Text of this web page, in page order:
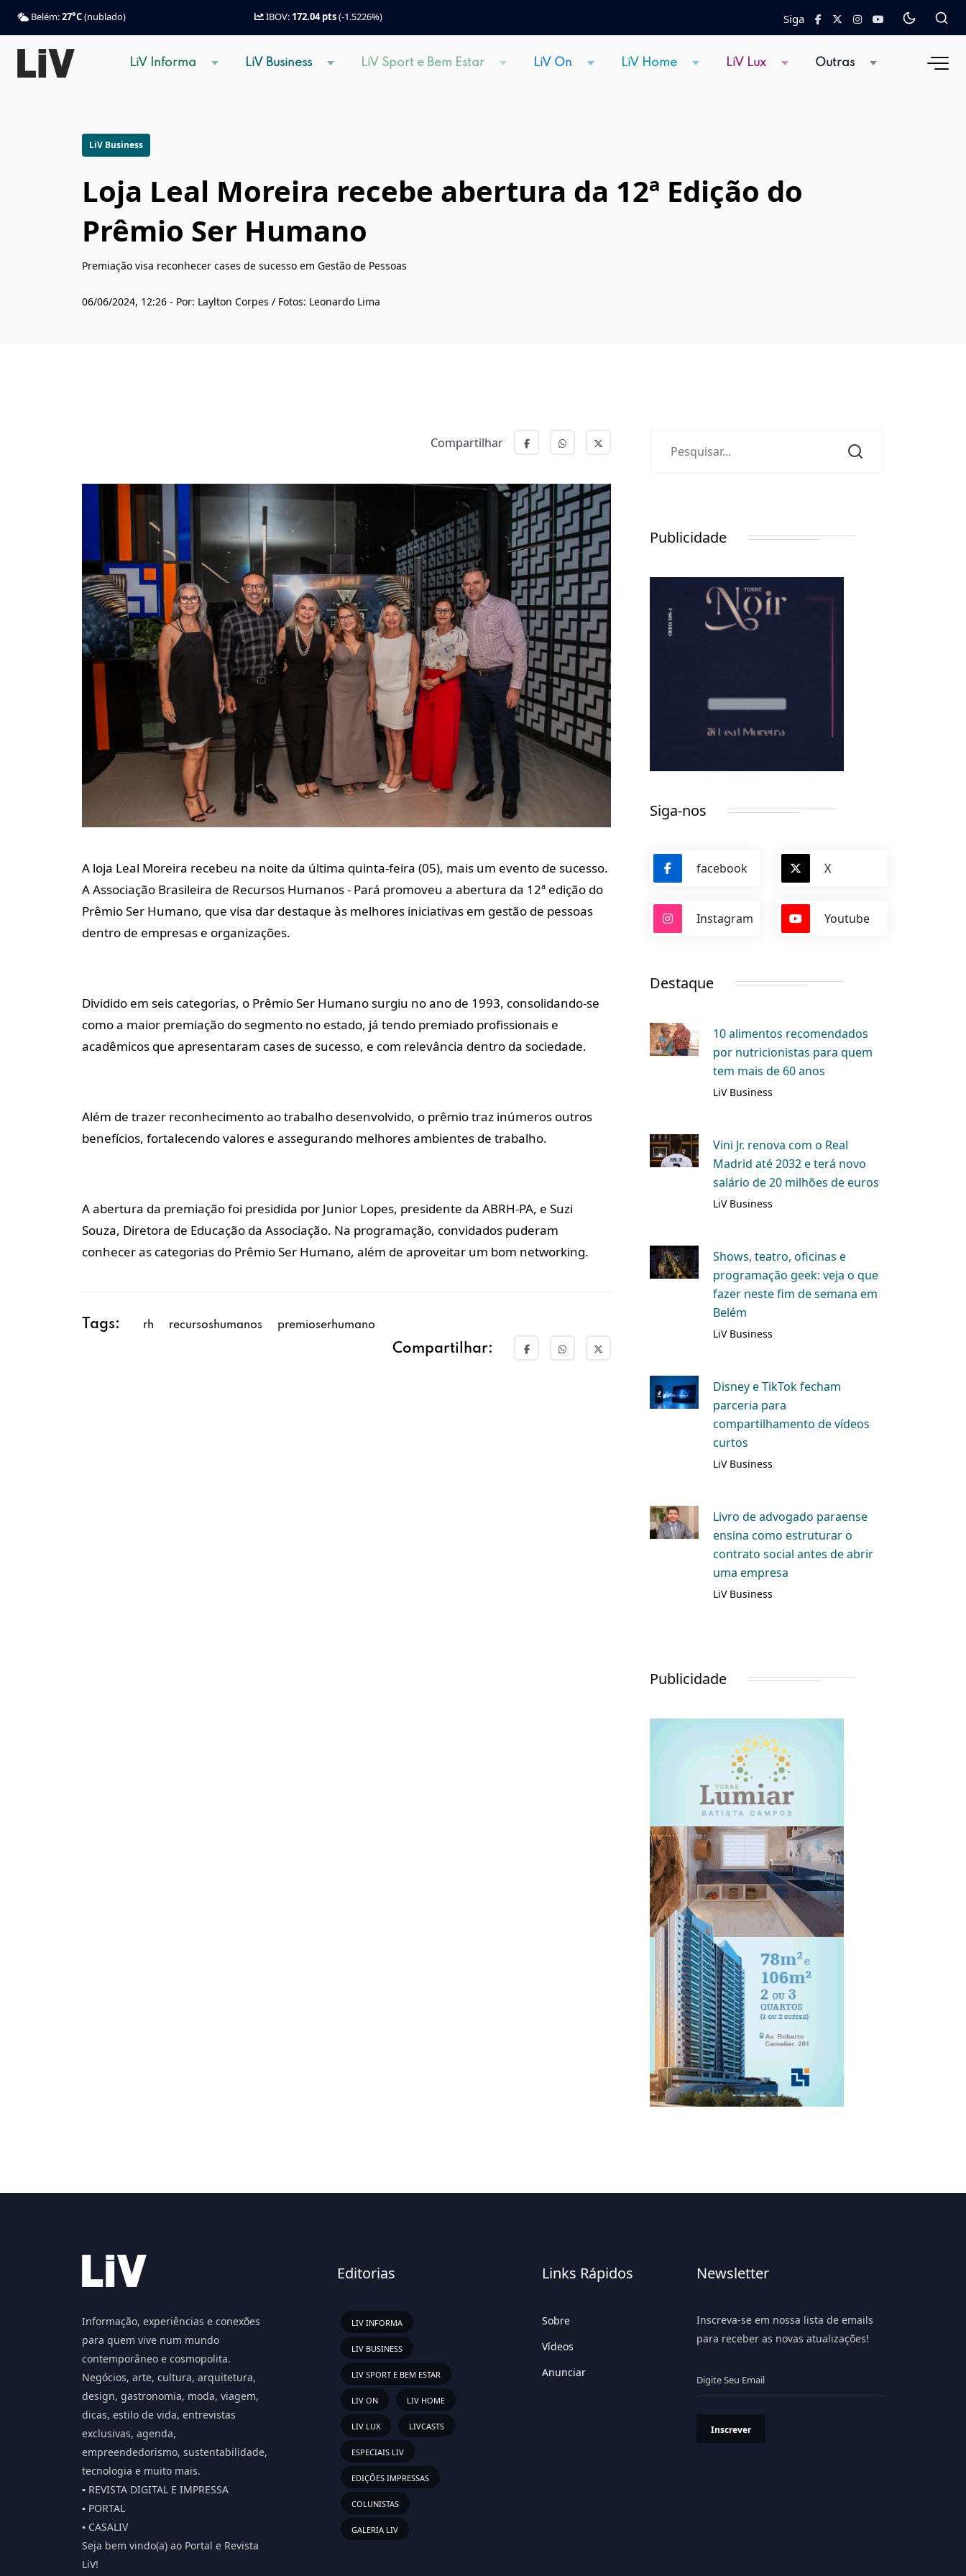
Belém:27°C(nublado) IBOV: 172.04 pts(-1.5226%) Siga
LiV Informa LiV Business LiV Sport e Bem Estar LiV On LiV Home LiV Lux Outras
LiV Business
Loja Leal Moreira recebe abertura da 12ª Edição do
Prêmio Ser Humano
Premiação visa reconhecer cases de sucesso em Gestão de Pessoas
06/06/2024, 12:26 - Por: Laylton Corpes / Fotos: Leonardo Lima
Compartilhar
A loja Leal Moreira recebeu na noite da última quinta-feira (05), mais um evento de sucesso.
A Associação Brasileira de Recursos Humanos - Pará promoveu a abertura da 12ª edição do
Prêmio Ser Humano, que visa dar destaque às melhores iniciativas em gestão de pessoas
dentro de empresas e organizações.
Dividido em seis categorias, o Prêmio Ser Humano surgiu no ano de 1993, consolidando-se
como a maior premiação do segmento no estado, já tendo premiado profissionais e
acadêmicos que apresentaram cases de sucesso, e com relevância dentro da sociedade.
Além de trazer reconhecimento ao trabalho desenvolvido, o prêmio traz inúmeros outros
benefícios, fortalecendo valores e assegurando melhores ambientes de trabalho.
A abertura da premiação foi presidida por Junior Lopes, presidente da ABRH-PA, e Suzi
Souza, Diretora de Educação da Associação. Na programação, convidados puderam
conhecer as categorias do Prêmio Ser Humano, além de aproveitar um bom networking.
Tags: rh recursoshumanos premioserhumano
Compartilhar:
Publicidade
Siga-nos
facebook X
Instagram Youtube
Destaque
10 alimentos recomendados
por nutricionistas para quem
tem mais de 60 anos
LiV Business
Vini Jr. renova com o Real
Madrid até 2032 e terá novo
salário de 20 milhões de euros
LiV Business
Shows, teatro, oficinas e
programação geek: veja o que
fazer neste fim de semana em
Belém
LiV Business
Disney e TikTok fecham
parceria para
compartilhamento de vídeos
curtos
LiV Business
Livro de advogado paraense
ensina como estruturar o
contrato social antes de abrir
uma empresa
LiV Business
Publicidade
Informação, experiências e conexões
para quem vive num mundo
contemporâneo e cosmopolita.
Negócios, arte, cultura, arquitetura,
design, gastronomia, moda, viagem,
dicas, estilo de vida, entrevistas
exclusivas, agenda,
empreendedorismo, sustentabilidade,
tecnologia e muito mais.
▪️ REVISTA DIGITAL E IMPRESSA
▪️ PORTAL
▪️ CASALIV
Seja bem vindo(a) ao Portal e Revista
LiV!
Editorias
LIV INFORMA
LIV BUSINESS
LIV SPORT E BEM ESTAR
LIV ON LIV HOME
LIV LUX LIVCASTS
ESPECIAIS LIV
EDIÇÕES IMPRESSAS
COLUNISTAS
GALERIA LIV
Links Rápidos
Sobre
Vídeos
Anunciar
Newsletter
Inscreva-se em nossa lista de emails
para receber as novas atualizações!
Inscrever